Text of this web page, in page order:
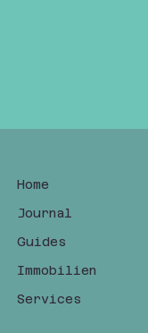
Home
Journal
Guides
Immobilien
Services